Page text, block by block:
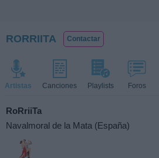
RORRIITA Contactar
Artistas Canciones Playlists Foros
RoRriiTa
Navalmoral de la Mata (España)